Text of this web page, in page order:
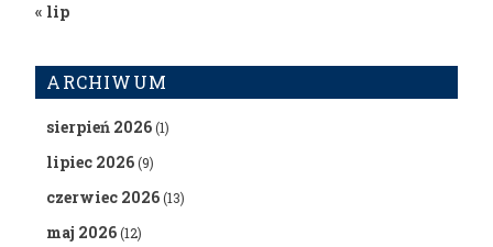
« lip
ARCHIWUM
sierpień 2026(1)
lipiec 2026(9)
czerwiec 2026(13)
maj 2026(12)